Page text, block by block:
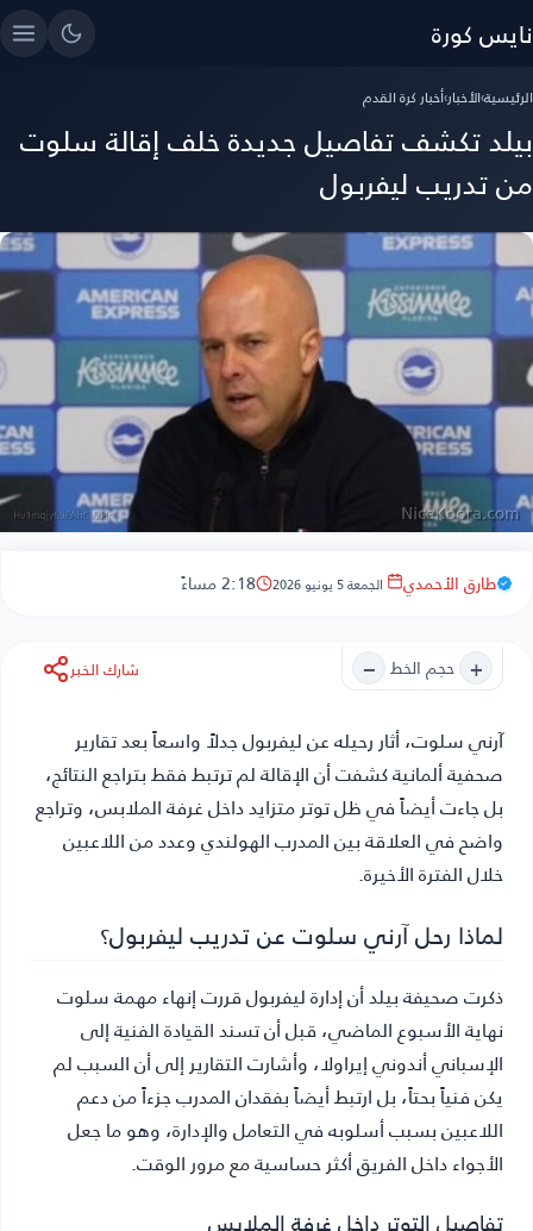
نايس كورة
الرئيسية›الأخبار›أخبار كرة القدم
بيلد تكشف تفاصيل جديدة خلف إقالة سلوت
من تدريب ليفربول
طارق الأحمدي الجمعة 5 يونيو 2026 2:18 مساءً
+ حجم الخط − شارك الخبر
آرني سلوت، أثار رحيله عن ليفربول جدلاً واسعاً بعد تقارير
صحفية ألمانية كشفت أن الإقالة لم ترتبط فقط بتراجع النتائج،
بل جاءت أيضاً في ظل توتر متزايد داخل غرفة الملابس، وتراجع
واضح في العلاقة بين المدرب الهولندي وعدد من اللاعبين
خلال الفترة الأخيرة.
لماذا رحل آرني سلوت عن تدريب ليفربول؟
ذكرت صحيفة بيلد أن إدارة ليفربول قررت إنهاء مهمة سلوت
نهاية الأسبوع الماضي، قبل أن تسند القيادة الفنية إلى
الإسباني أندوني إيراولا، وأشارت التقارير إلى أن السبب لم
يكن فنياً بحتاً، بل ارتبط أيضاً بفقدان المدرب جزءاً من دعم
اللاعبين بسبب أسلوبه في التعامل والإدارة، وهو ما جعل
الأجواء داخل الفريق أكثر حساسية مع مرور الوقت.
تفاصيل التوتر داخل غرفة الملابس